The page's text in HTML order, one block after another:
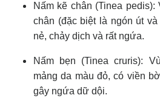
Nấm kẽ chân (Tinea
chân (đặc biệt là ngón út
nẻ, chảy dịch và rất ngứa.
Nấm bẹn (Tinea cruris):
mảng da màu đỏ, có viền
gây ngứa dữ dội.